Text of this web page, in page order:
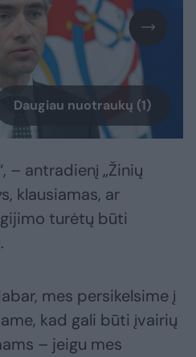
Daugiau nuotraukų (1)
– antradienį „Žinių
klausiamas, ar
turėtų būti
mes persikelsime į
kad gali būti įvairių
– jeigu mes